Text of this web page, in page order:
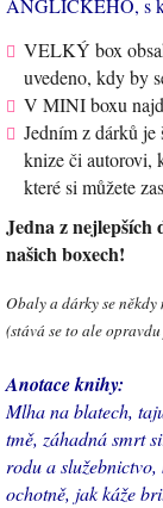
ANGLICKÉHO, s
VELKÝ box
uvedeno, kdy by
V MINI boxu
Jedním z dárků je
knize či autorovi,
které si můžete
Jedna z
našich boxech!
Obaly a dárky se
(stává se to ale
Anotace knihy:
Mlha na blatech,
tmě, záhadná smrt
rodu a
ochotně, jak káže